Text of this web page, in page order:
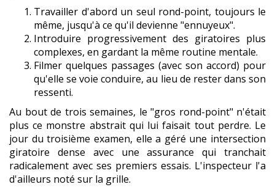
Travailler d'abord un seul rond-point, toujours le
même, jusqu'à ce qu'il devienne "ennuyeux".
Introduire progressivement des giratoires plus
complexes, en gardant la même routine mentale.
Filmer quelques passages (avec son accord) pour
qu'elle se voie conduire, au lieu de rester dans son
ressenti.
Au bout de trois semaines, le "gros rond-point" n'était
plus ce monstre abstrait qui lui faisait tout perdre. Le
jour du troisième examen, elle a géré une intersection
giratoire dense avec une assurance qui tranchait
radicalement avec ses premiers essais. L'inspecteur l'a
d'ailleurs noté sur la grille.